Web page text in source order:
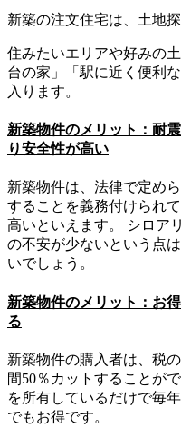
新築の注文住宅は、土地
住みたいエリアや好みの
台の家」「駅に近く便利
入ります。
新築物件のメリット：耐
り安全性が高い
新築物件は、法律で定め
することを義務付けられ
高いといえます。 シロア
の不安が少ないという点
いでしょう。
新築物件のメリット：お
る
新築物件の購入者は、税
間50％カットすることが
を所有しているだけで毎
でもお得です。